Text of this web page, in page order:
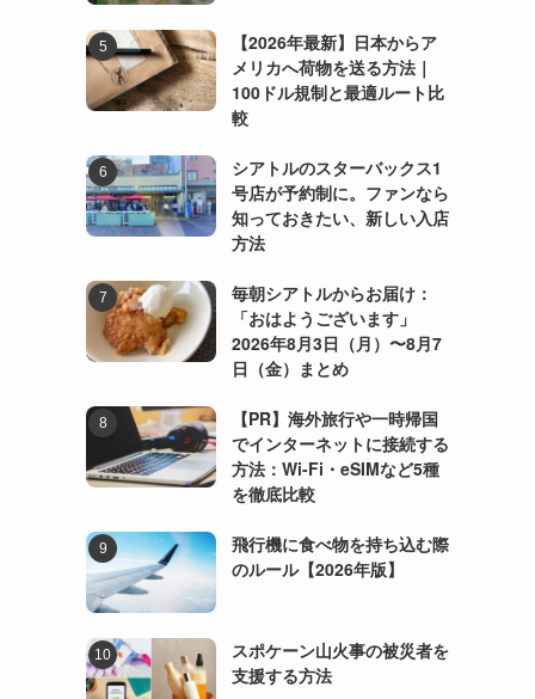
【2026年最新】日本からア
メリカへ荷物を送る方法｜
100ドル規制と最適ルート比
較
シアトルのスターバックス1
号店が予約制に。ファンなら
知っておきたい、新しい入店
方法
毎朝シアトルからお届け：
「おはようございます」
2026年8月3日（月）〜8月7
日（金）まとめ
【PR】海外旅行や一時帰国
でインターネットに接続する
方法：Wi-Fi・eSIMなど5種
を徹底比較
飛行機に食べ物を持ち込む際
のルール【2026年版】
スポケーン山火事の被災者を
支援する方法